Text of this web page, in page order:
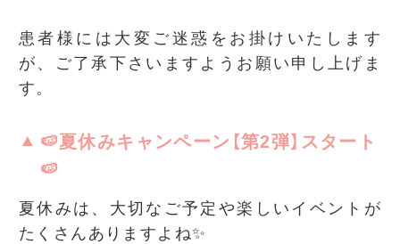
患者様には大変ご迷惑をお掛けいたします
が、ご了承下さいますようお願い申し上げま
す。
🍉夏休みキャンペーン【第2弾】スタート
🍉
夏休みは、大切なご予定や楽しいイベントが
たくさんありますよね✨